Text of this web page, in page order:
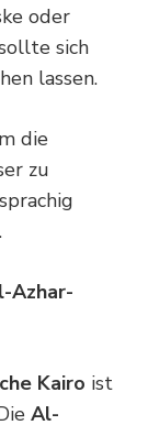
oder
sich
lassen.
die
zu
Azhar-
Kairo ist
Al-